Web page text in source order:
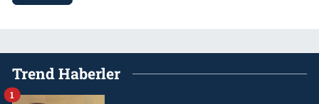
Trend Haberler
1